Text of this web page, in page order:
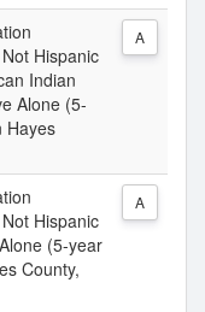
Hispanic
Indian
Alone (5-
Hayes
A
Hispanic
(5-year
County,
A